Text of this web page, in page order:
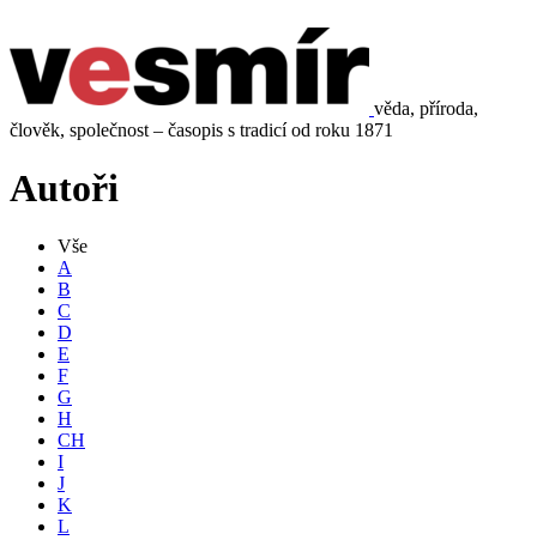
věda, příroda,
člověk, společnost – časopis s tradicí od roku 1871
Autoři
Vše
A
B
C
D
E
F
G
H
CH
I
J
K
L